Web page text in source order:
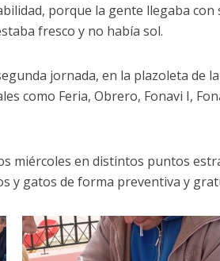
porque la gente llegaba con
fresco y no había sol.
jornada, en la plazoleta de
como Feria, Obrero, Fonavi I,
miércoles en distintos puntos
y gatos de forma preventiva y